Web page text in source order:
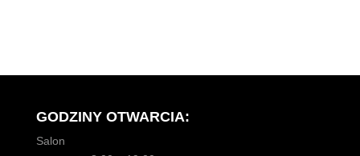
GODZINY OTWARCIA:
Salon